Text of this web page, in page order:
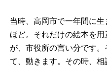
当時、高岡市で一年間に
ほど。それだけの絵本を
が、市役所の言い分です
て、動きます。その時、